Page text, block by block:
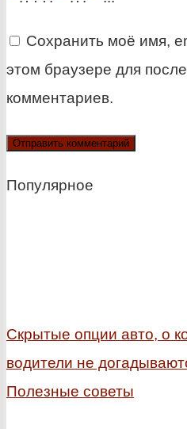
Сохранить моё имя,
этом браузере для
комментариев.
Популярное
Скрытые опции авто, о
водители не
Полезные советы